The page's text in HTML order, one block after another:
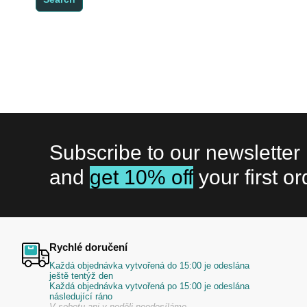
Subscribe to our newsletter
and get 10% off your first
Rychlé doručení
Každá objednávka vytvořená do 15:00 je odeslána
ještě tentýž den
Každá objednávka vytvořená po 15:00 je odeslána
následující ráno